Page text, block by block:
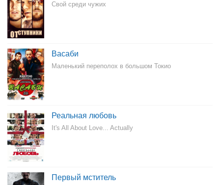
Свой среди чужих
Васаби
Маленький переполох в большом Токио
Реальная любовь
It's All About Love... Actually
Первый мститель